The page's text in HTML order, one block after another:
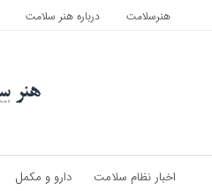
هنرسلامت درباره هنر سلامت
اخبار نظام سلامت دارو و مکمل